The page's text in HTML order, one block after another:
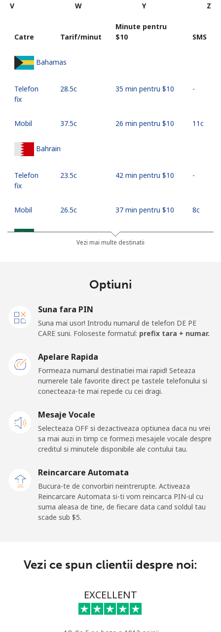
V
W Y Z
Catre Tarif/minut
Minute pentru
⁦$10⁩
SMS
Bahamas
Telefon
fix
⁦28.5c⁩ 35 min pentru ⁦$10⁩ -
Mobil ⁦37.5c⁩ 26 min pentru ⁦$10⁩ ⁦11c⁩
Bahrain
Telefon
fix
⁦23.5c⁩ 42 min pentru ⁦$10⁩ -
Mobil ⁦26.5c⁩ 37 min pentru ⁦$10⁩ ⁦8c⁩
Bangladesh
Barbados
fix
⁦44.9c⁩ 22 min pentru ⁦$10⁩ -
⁦77.5c⁩ 12 min pentru ⁦$10⁩ -
⁦70.5c⁩ 14 min pentru ⁦$10⁩
Belgium
⁦3.9c⁩
22 min pentru ⁦$10⁩
Vezi mai multe destinatii
Optiuni
Suna fara PIN
Suna mai usor! Introdu numarul de telefon DE PE
CARE suni. Foloseste formatul: prefix tara + numar.
Apelare Rapida
Formeaza numarul destinatiei mai rapid! Seteaza
numerele tale favorite direct pe tastele telefonului si
conecteaza-te mai repede cu cei dragi.
Mesaje Vocale
Selecteaza OFF si dezactiveaza optiunea daca nu vrei
sa mai auzi in timp ce formezi mesajele vocale despre
creditul si minutele disponibile ale contului tau.
Reincarcare Automata
Bucura-te de convorbiri neintrerupte. Activeaza
Reincarcare Automata si-ti vom reincarca PIN-ul cu
suma aleasa de tine, de fiecare data cand soldul tau
scade sub ⁦$5⁩.
Vezi ce spun clientii despre noi:
EXCELLENT